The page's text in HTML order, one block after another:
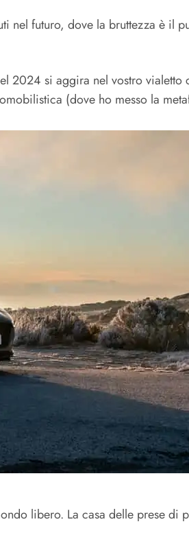
nel futuro, dove la bruttezza è il
2024 si aggira nel vostro
(dove ho messo la
libero. La casa delle prese